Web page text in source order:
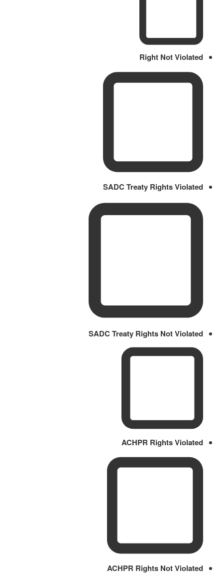
Right Not Violated
SADC Treaty Rights Violated
SADC Treaty Rights Not Violated
ACHPR Rights Violated
ACHPR Rights Not Violated